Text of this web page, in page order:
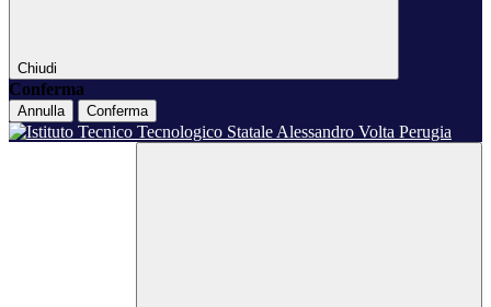
Chiudi
Conferma
Annulla Conferma